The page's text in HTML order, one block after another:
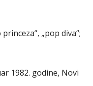
„pop diva“;
1982. godine, Novi